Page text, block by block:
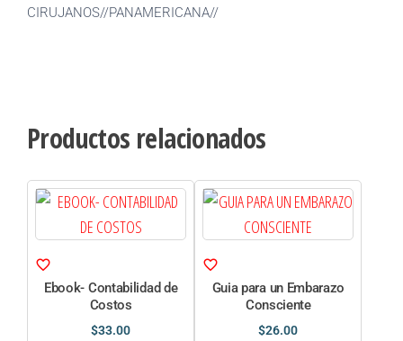
CIRUJANOS//PANAMERICANA//
Productos relacionados
Ebook- Contabilidad de
Costos
$33.00
Guia para un Embarazo
Consciente
$26.00